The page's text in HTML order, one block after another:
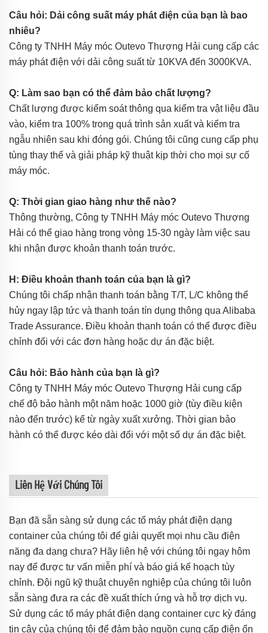
Câu hỏi: Dải công suất máy phát điện của bạn là bao
nhiêu?
Công ty TNHH Máy móc Outevo Thượng Hải cung cấp các
máy phát điện với dải công suất từ 10KVA đến 3000KVA.
Q: Làm sao bạn có thể đảm bảo chất lượng?
Chất lượng được kiểm soát thông qua kiểm tra vật liệu đầu
vào, kiểm tra 100% trong quá trình sản xuất và kiểm tra
ngẫu nhiên sau khi đóng gói. Chúng tôi cũng cung cấp phụ
tùng thay thế và giải pháp kỹ thuật kịp thời cho mọi sự cố
máy móc.
Q: Thời gian giao hàng như thế nào?
Thông thường, Công ty TNHH Máy móc Outevo Thượng
Hải có thể giao hàng trong vòng 15-30 ngày làm việc sau
khi nhận được khoản thanh toán trước.
H: Điều khoản thanh toán của bạn là gì?
Chúng tôi chấp nhận thanh toán bằng T/T, L/C không thể
hủy ngay lập tức và thanh toán tín dụng thông qua Alibaba
Trade Assurance. Điều khoản thanh toán có thể được điều
chỉnh đối với các đơn hàng hoặc dự án đặc biệt.
Câu hỏi: Bảo hành của bạn là gì?
Công ty TNHH Máy móc Outevo Thượng Hải cung cấp
chế độ bảo hành một năm hoặc 1000 giờ (tùy điều kiện
nào đến trước) kể từ ngày xuất xưởng. Thời gian bảo
hành có thể được kéo dài đối với một số dự án đặc biệt.
Liên Hệ Với Chúng Tôi
Bạn đã sẵn sàng sử dụng các tổ máy phát điện dạng
container của chúng tôi để giải quyết mọi nhu cầu điện
năng đa dạng chưa? Hãy liên hệ với chúng tôi ngay hôm
nay để được tư vấn miễn phí và báo giá kế hoạch tùy
chỉnh. Đội ngũ kỹ thuật chuyên nghiệp của chúng tôi luôn
sẵn sàng đưa ra các đề xuất thích ứng và hỗ trợ dịch vụ.
Sử dụng các tổ máy phát điện dạng container cực kỳ đáng
tin cậy của chúng tôi để đảm bảo nguồn cung cấp điện ổn